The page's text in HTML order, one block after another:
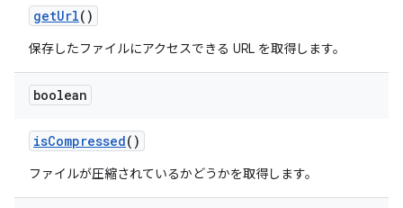
getUrl()
保存したファイルにアクセスできる URL を取得します。
boolean
isCompressed()
ファイルが圧縮されているかどうかを取得します。